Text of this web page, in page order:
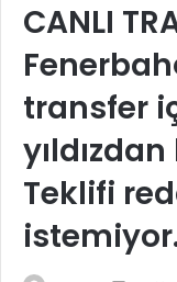
CANLI
transfer
Teklifi